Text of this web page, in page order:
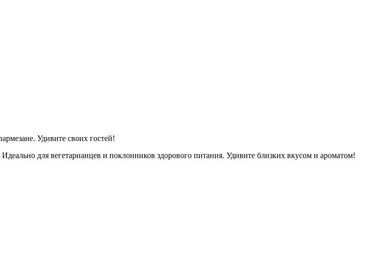
Удивите своих гостей!
для вегетарианцев и поклонников здорового питания. Удивите близких вкусом и ароматом!